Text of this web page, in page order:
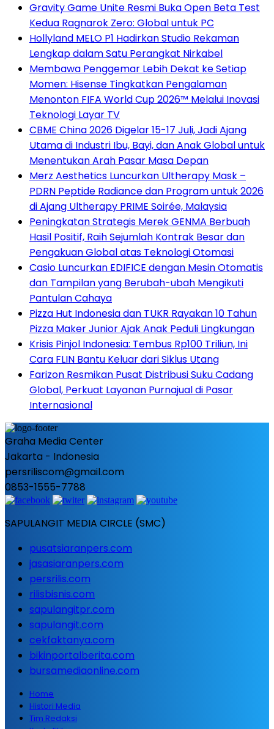
Gravity Game Unite Resmi Buka Open Beta Test
Kedua Ragnarok Zero: Global untuk PC
Hollyland MELO P1 Hadirkan Studio Rekaman
Lengkap dalam Satu Perangkat Nirkabel
Membawa Penggemar Lebih Dekat ke Setiap
Momen: Hisense Tingkatkan Pengalaman
Menonton FIFA World Cup 2026™ Melalui Inovasi
Teknologi Layar TV
CBME China 2026 Digelar 15-17 Juli, Jadi Ajang
Utama di Industri Ibu, Bayi, dan Anak Global untuk
Menentukan Arah Pasar Masa Depan
Merz Aesthetics Luncurkan Ultherapy Mask –
PDRN Peptide Radiance dan Program untuk 2026
di Ajang Ultherapy PRIME Soirée, Malaysia
Peningkatan Strategis Merek GENMA Berbuah
Hasil Positif, Raih Sejumlah Kontrak Besar dan
Pengakuan Global atas Teknologi Otomasi
Casio Luncurkan EDIFICE dengan Mesin Otomatis
dan Tampilan yang Berubah-ubah Mengikuti
Pantulan Cahaya
Pizza Hut Indonesia dan TUKR Rayakan 10 Tahun
Pizza Maker Junior Ajak Anak Peduli Lingkungan
Krisis Pinjol Indonesia: Tembus Rp100 Triliun, Ini
Cara FLIN Bantu Keluar dari Siklus Utang
Farizon Resmikan Pusat Distribusi Suku Cadang
Global, Perkuat Layanan Purnajual di Pasar
Internasional
Graha Media Center
Jakarta - Indonesia
persriliscom@gmail.com
0853-1555-7788
SAPULANGIT MEDIA CIRCLE (SMC)
pusatsiaranpers.com
jasasiaranpers.com
persrilis.com
rilisbisnis.com
sapulangitpr.com
sapulangit.com
cekfaktanya.com
bikinportalberita.com
bursamediaonline.com
Home
Histori Media
Tim Redaksi